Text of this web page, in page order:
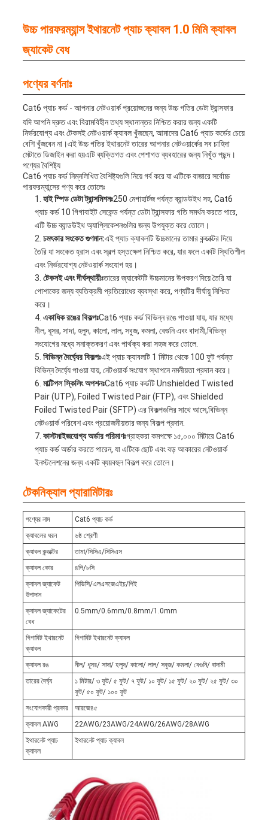
উচ্চ পারফরম্যান্স ইথারনেট প্যাচ ক্যাবল 1.0 মিমি ক্যাবল
জ্যাকেট বেধ
পণ্যের বর্ণনাঃ
Cat6 প্যাচ কর্ড - আপনার নেটওয়ার্ক প্রয়োজনের জন্য উচ্চ গতির ডেটা ট্রান্সফার
যদি আপনি দ্রুত এবং বিরামবিহীন তথ্য স্থানান্তর নিশ্চিত করার জন্য একটি
নির্ভরযোগ্য এবং টেকসই নেটওয়ার্ক ক্যাবল খুঁজছেন, আমাদের Cat6 প্যাচ কর্ডের চেয়ে
বেশি খুঁজবেন না।এই উচ্চ গতির ইথারনেট তারের আপনার নেটওয়ার্কের সব চাহিদা
মেটাতে ডিজাইন করা হয়এটি ব্যক্তিগত এবং পেশাগত ব্যবহারের জন্য নিখুঁত পছন্দ।
পণ্যের বৈশিষ্ট্য
Cat6 প্যাচ কর্ড নিম্নলিখিত বৈশিষ্ট্যগুলি নিয়ে গর্ব করে যা এটিকে বাজারে সর্বোচ্চ
পারফরম্যান্সের পণ্য করে তোলেঃ
হাই স্পিড ডেটা ট্রান্সমিশনঃ250 মেগাহার্টজ পর্যন্ত ব্যান্ডউইথ সহ, Cat6
প্যাচ কর্ড 10 গিগাবাইট সেকেন্ড পর্যন্ত ডেটা ট্রান্সফার গতি সমর্থন করতে পারে,
এটি উচ্চ ব্যান্ডউইথ অ্যাপ্লিকেশনগুলির জন্য উপযুক্ত করে তোলে।
চমৎকার সংকেত গুণমান:এই প্যাচ ক্যাবলটি উচ্চমানের তামার কন্ডাক্টর দিয়ে
তৈরি যা সংকেত হ্রাস এবং স্বল্প হস্তক্ষেপ নিশ্চিত করে, যার ফলে একটি স্থিতিশীল
এবং নির্ভরযোগ্য নেটওয়ার্ক সংযোগ হয়।
টেকসই এবং দীর্ঘস্থায়ীঃতারের জ্যাকেটটি উচ্চমানের উপকরণ দিয়ে তৈরি যা
পোশাকের জন্য ব্যতিক্রমী প্রতিরোধের ব্যবস্থা করে, পণ্যটির দীর্ঘায়ু নিশ্চিত
করে।
একাধিক রঙের বিকল্পঃCat6 প্যাচ কর্ড বিভিন্ন রঙে পাওয়া যায়, যার মধ্যে
নীল, ধূসর, সাদা, হলুদ, কালো, লাল, সবুজ, কমলা, বেগুনি এবং বাদামী,বিভিন্ন
সংযোগের মধ্যে সনাক্তকরণ এবং পার্থক্য করা সহজ করে তোলে.
বিভিন্ন দৈর্ঘ্যের বিকল্পঃএই প্যাচ ক্যাবলটি 1 মিটার থেকে 100 ফুট পর্যন্ত
বিভিন্ন দৈর্ঘ্যে পাওয়া যায়, নেটওয়ার্ক সংযোগ স্থাপনে নমনীয়তা প্রদান করে।
মাল্টিপল স্কিলিং অপশনঃCat6 প্যাচ কর্ডটি Unshielded Twisted
Pair (UTP), Foiled Twisted Pair (FTP), এবং Shielded
Foiled Twisted Pair (SFTP) এর বিকল্পগুলির সাথে আসে,বিভিন্ন
নেটওয়ার্ক পরিবেশ এবং প্রয়োজনীয়তার জন্য বিকল্প প্রদান.
কাস্টমাইজযোগ্য অর্ডার পরিমাণঃগ্রাহকরা কমপক্ষে ১৫,০০০ মিটারে Cat6
প্যাচ কর্ড অর্ডার করতে পারেন, যা এটিকে ছোট এবং বড় আকারের নেটওয়ার্ক
ইনস্টলেশনের জন্য একটি ব্যয়বহুল বিকল্প করে তোলে।
টেকনিক্যাল প্যারামিটারঃ
পণ্যের নাম
Cat6 প্যাচ কর্ড
ক্যাবলের ধরন
৬ষ্ঠ শ্রেণী
ক্যাবল কন্ডাক্টর
তামা/সিসিএ/সিসিএস
ক্যাবল কোর
৪পি/৮সি
ক্যাবল জ্যাকেট
উপাদান
পিভিসি/এলএসজেএইচ/পিই
ক্যাবল জ্যাকেটের
বেধ
0.5mm/0.6mm/0.8mm/1.0mm
গিগাবিট ইথারনেট
ক্যাবল
গিগাবিট ইথারনেট ক্যাবল
ক্যাবল রঙ
নীল/ ধূসর/ সাদা/ হলুদ/ কালো/ লাল/ সবুজ/ কমলা/ বেগুনি/ বাদামী
তারের দৈর্ঘ্য
১ মিটার/ ৩ ফুট/ ৫ ফুট/ ৭ ফুট/ ১০ ফুট/ ১৫ ফুট/ ২০ ফুট/ ২৫ ফুট/ ৩০
ফুট/ ৫০ ফুট/ ১০০ ফুট
সংযোগকারী প্রকার
আরজে৪৫
ক্যাবল AWG
22AWG/23AWG/24AWG/26AWG/28AWG
ইথারনেট প্যাচ
ক্যাবল
ইথারনেট প্যাচ ক্যাবল